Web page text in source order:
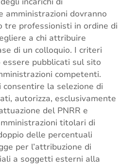
amministrazioni dovranno
tre professionisti in ordine di
a chi attribuire
di un colloquio. I criteri
pubblicati sul sito
competenti.
la selezione di
autorizza, esclusivamente
del PNRR e
titolari di
delle percentuali
per l’attribuzione di
a soggetti esterni alla